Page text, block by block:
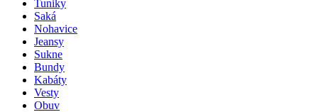
Tuniky
Saká
Nohavice
Jeansy
Sukne
Bundy
Kabáty
Vesty
Obuv